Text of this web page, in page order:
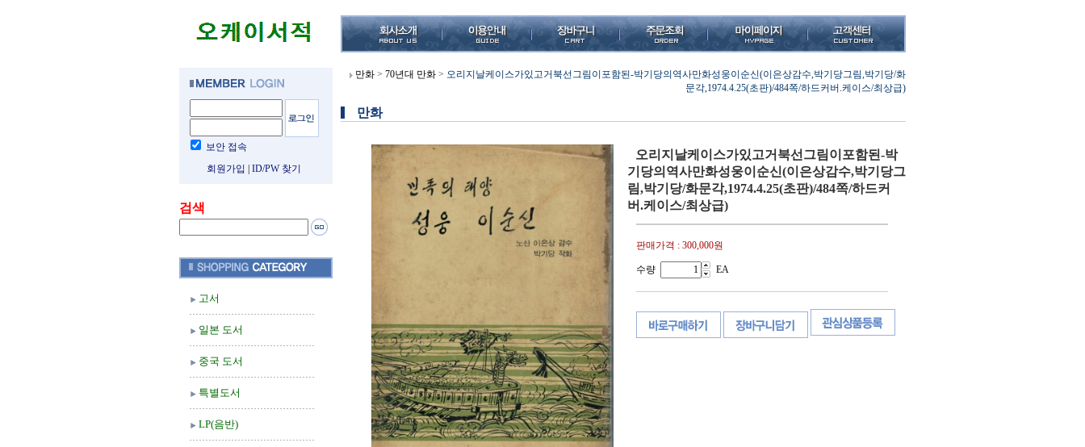
보안 접속
회원가입
ID/PW 찾기
검색
고서
일본 도서
중국 도서
특별도서
LP(음반)
만화 > 70년대 만화 > 오리지날케이스가있고거북선그림이포함된-박기당의역사만화성웅이순신(이은상감수,박기당그림,박기당/화
문각,1974.4.25(초판)/484쪽/하드커버.케이스/최상급)
만화
오리지날케이스가있고거북선그림이포함된-박
기당의역사만화성웅이순신(이은상감수,박기당그
림,박기당/화문각,1974.4.25(초판)/484쪽/하드커
버.케이스/최상급)
판매가격 : 300,000원
수량 EA